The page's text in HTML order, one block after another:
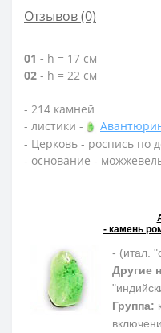
Отзывов (0)
01 - h = 17 см
02 - h = 22 см
- 214 камней
- листики -
- Церковь - роспись по
- основание -
- камень
- (итал.
Другие
Группа: